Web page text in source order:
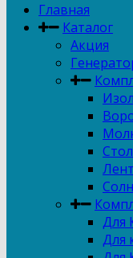
Главная
Каталог
Акция
Для
Для